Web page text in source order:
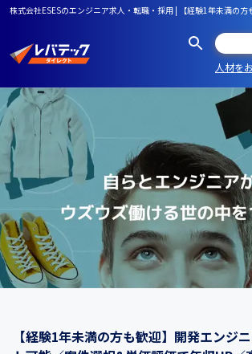
株式会社ESESのエンジニア求人・転職・採用 | 【経験1年未満
人材を
【経験1年未満の方も歓迎】開発エンジ